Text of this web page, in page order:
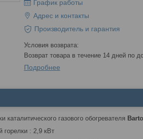
График работы
Адрес и контакты
Производитель и гарантия
возврат товара в течение 14 дней по
Подробнее
каталитического газового обогревателя
горелки : 2,9 кВт